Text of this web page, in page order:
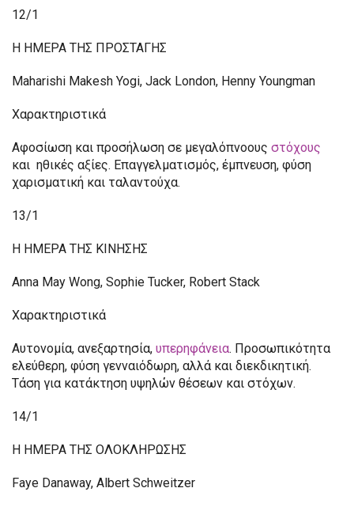
12/1
Η ΗΜΕΡΑ ΤΗΣ ΠΡΟΣΤΑΓΗΣ
Maharishi Makesh Yogi, Jack London, Henny Youngman
Χαρακτηριστικά
Αφοσίωση και προσήλωση σε μεγαλόπνοους στόχους
και ηθικές αξίες. Επαγγελματισμός, έμπνευση, φύση
χαρισματική και ταλαντούχα.
13/1
H ΗΜΕΡΑ ΤΗΣ ΚΙΝΗΣΗΣ
Anna May Wong, Sophie Tucker, Robert Stack
Χαρακτηριστικά
Αυτονομία, ανεξαρτησία, υπερηφάνεια. Προσωπικότητα
ελεύθερη, φύση γενναιόδωρη, αλλά και διεκδικητική.
Τάση για κατάκτηση υψηλών θέσεων και στόχων.
14/1
Η ΗΜΕΡΑ ΤΗΣ ΟΛΟΚΛΗΡΩΣΗΣ
Faye Danaway, Albert Schweitzer